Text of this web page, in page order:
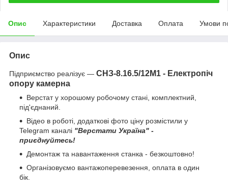
Опис Характеристики Доставка Оплата Умови
Опис
Підприємство реалізує — СНЗ-8.16.5/12М1 - Електропіч
опору камерна
Верстат у хорошому робочому стані, комплектний,
під'єднаний.
Відео в роботі, додаткові фото ціну розмістили у
Telegram каналі "Верстати Україна" -
приєднуйтесь!
Демонтаж та навантаження станка - безкоштовно!
Організовуємо вантажоперевезення, оплата в один
бік.